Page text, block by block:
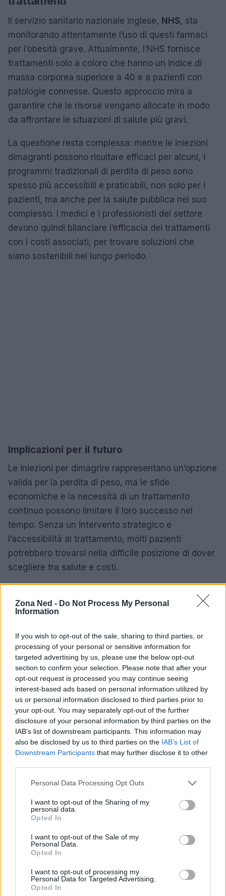
Zona Ned - Do Not Process My Personal
Information
If you wish to opt-out of the sale, sharing to third parties, or
processing of your personal or sensitive information for
targeted advertising by us, please use the below opt-out
section to confirm your selection. Please note that after your
opt-out request is processed you may continue seeing
interest-based ads based on personal information utilized by
us or personal information disclosed to third parties prior to
your opt-out. You may separately opt-out of the further
disclosure of your personal information by third parties on the
IAB’s list of downstream participants. This information may
also be disclosed by us to third parties on the IAB’s List of
Downstream Participants that may further disclose it to other
Please note that this website/app uses one or more Google
not limited to your visit or usage behaviour. You may click to
grant or deny consent to Google and its third-party tags to
use your data for below specified purposes in below Google
consent section.
Personal Data Processing Opt Outs
I want to opt-out of the Sharing of my
personal data.
Opted In
I want to opt-out of the Sale of my
Personal Data.
Opted In
I want to opt-out of processing my
Personal Data for Targeted Advertising.
Opted In
Il servizio sanitario nazionale inglese, NHS, sta
monitorando attentamente l’uso di questi farmaci
per l’obesità grave. Attualmente, l’NHS fornisce
trattamenti solo a coloro che hanno un indice di
massa corporea superiore a 40 e a pazienti con
patologie connesse. Questo approccio mira a
garantire che le risorse vengano allocate in modo
da affrontare le situazioni di salute più gravi.
La questione resta complessa: mentre le iniezioni
dimagranti possono risultare efficaci per alcuni, i
programmi tradizionali di perdita di peso sono
spesso più accessibili e praticabili, non solo per i
pazienti, ma anche per la salute pubblica nel suo
complesso. I medici e i professionisti del settore
devono quindi bilanciare l’efficacia dei trattamenti
con i costi associati, per trovare soluzioni che
siano sostenibili nel lungo periodo.
Implicazioni per il futuro
Le iniezioni per dimagrire rappresentano un’opzione
valida per la perdita di peso, ma le sfide
economiche e la necessità di un trattamento
continuo possono limitare il loro successo nel
tempo. Senza un intervento strategico e
l’accessibilità al trattamento, molti pazienti
potrebbero trovarsi nella difficile posizione di dover
scegliere tra salute e costi.
AUTORE
Continua a leggere